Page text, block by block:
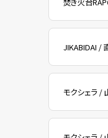
JIKABIDAI /
モクシェラ /